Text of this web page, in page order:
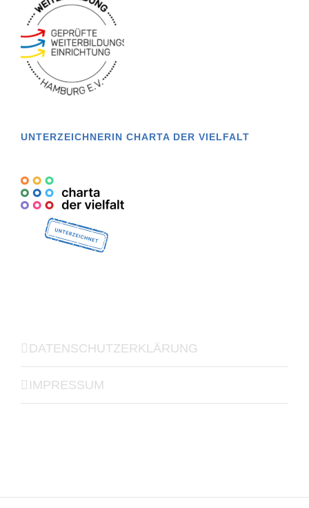
UNTERZEICHNERIN CHARTA DER VIELFALT
DATENSCHUTZERKLÄRUNG
IMPRESSUM